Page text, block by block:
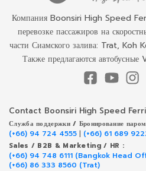
Компания Boonsiri High Speed
перевозке пассажиров на
части Сиамского залива: Trat,
Также предлагаются автобусные
Contact Boonsiri High Speed
Служба поддержки / Бронирование
(+66) 94 724 4555 | (+66) 61 689
Sales / B2B & Marketing / HR :
(+66) 94 748 6111 (Bangkok Head
(+66) 86 333 8560 (Trat)